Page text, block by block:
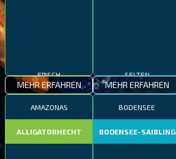
MEHR ERFAHREN MEHR ERFAHREN
AMAZONAS
ALLIGATORHECHT
BODENSEE
BODENSEE-SAIBLING